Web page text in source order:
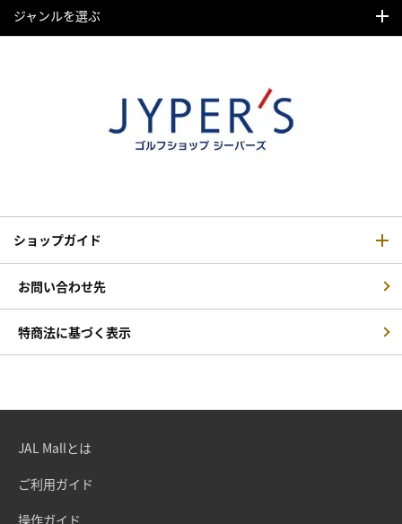
ジャンルを選ぶ
ショップガイド
お問い合わせ先
特商法に基づく表示
JAL Mallとは
ご利用ガイド
操作ガイド